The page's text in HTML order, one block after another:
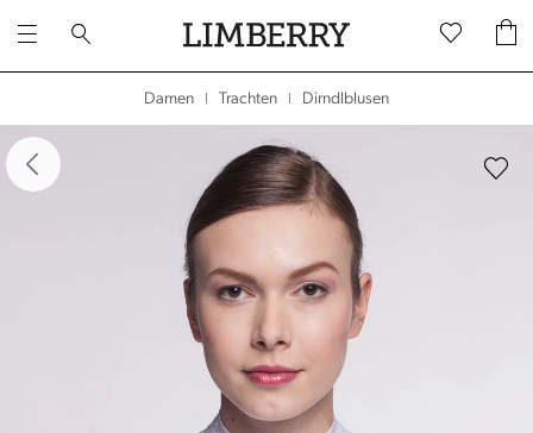
Damen Trachten Dirndlblusen
überspringen